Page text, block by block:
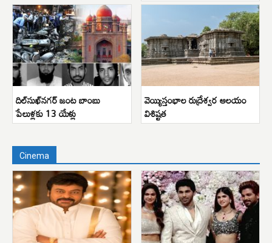
దిల్‌సుఖ్‌నగర్ జంట బాంబు
పేలుళ్లకు 13 యేళ్లు
వెయ్యిస్తంభాల రుద్రేశ్వర ఆలయం
విశిష్టత
Cinema